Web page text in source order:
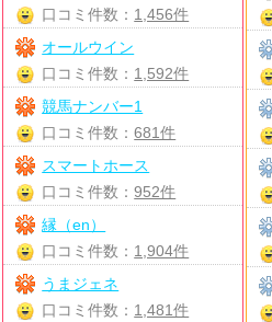
口コミ件数： 1,456件
オールウイン
口コミ件数： 1,592件
競馬ナンバー1
口コミ件数：681件
スマートホース
口コミ件数：952件
縁（en）
口コミ件数： 1,904件
うまジェネ
口コミ件数： 1,481件